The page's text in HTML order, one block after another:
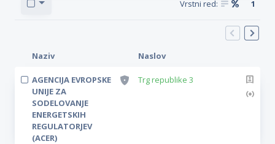
Vrstni red: 1
Naziv Naslov
AGENCIJA EVROPSKE
UNIJE ZA
SODELOVANJE
ENERGETSKIH
REGULATORJEV
(ACER)
Trg republike 3